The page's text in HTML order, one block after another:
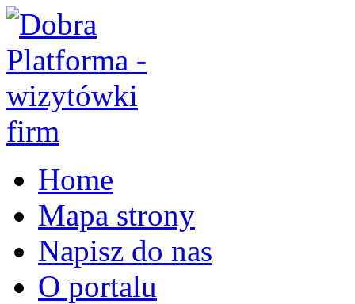
Home
Mapa strony
Napisz do nas
O portalu